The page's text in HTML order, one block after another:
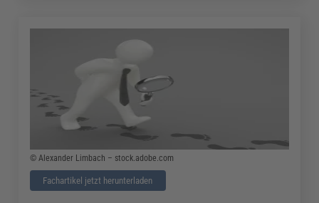
© Alexander Limbach – stock.adobe.com
Fachartikel jetzt herunterladen